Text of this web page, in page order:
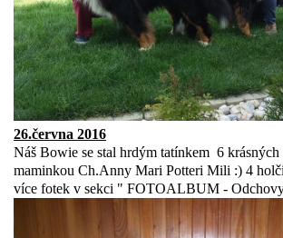
26.června 2016
Náš Bowie se stal hrdým tatínkem 6 krásných
maminkou Ch.Anny Mari Potteri Mili :) 4
více fotek v sekci " FOTOALBUM -